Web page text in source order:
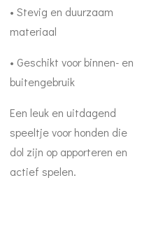
• Stevig en duurzaam
materiaal
• Geschikt voor binnen- en
buitengebruik
Een leuk en uitdagend
speeltje voor honden die
dol zijn op apporteren en
actief spelen.